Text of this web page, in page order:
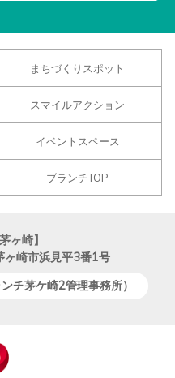
まちづくりスポット
スマイルアクション
イベントスペース
ブランチTOP
ヶ崎】
ヶ崎市浜見平3番1号
チ茅ケ崎2管理事務所）